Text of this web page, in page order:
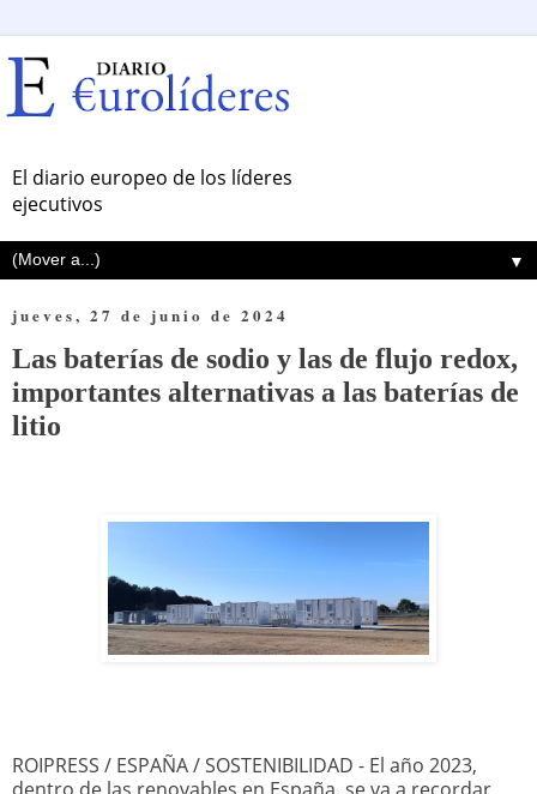
El diario europeo de los líderes
ejecutivos
▼
jueves, 27 de junio de 2024
Las baterías de sodio y las de flujo redox,
importantes alternativas a las baterías de
litio
ROIPRESS / ESPAÑA / SOSTENIBILIDAD - El año 2023,
dentro de las renovables en España, se va a recordar